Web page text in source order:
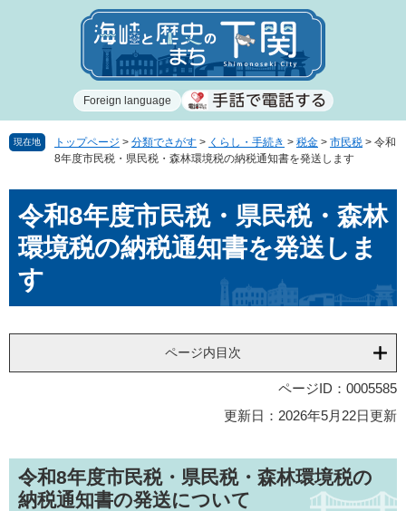
で
ば
Foreign language
現在地 トップページ > 分類でさがす > くらし・手続き > 税金 > 市民税 > 令和
8年度市民税・県民税・森林環境税の納税通知書を発送します
文令和8年度市民税・県民税・森林
環境税の納税通知書を発送しま
す
ページ内目次
ページID：0005585
更新日：2026年5月22日更新
令和8年度市民税・県民税・森林環境税の
納税通知書の発送について